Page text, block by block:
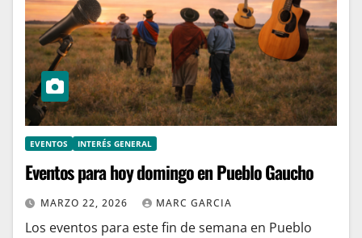
EVENTOS INTERÉS GENERAL
Eventos para hoy domingo en Pueblo Gaucho
MARZO 22, 2026 MARC GARCIA
Los eventos para este fin de semana en Pueblo